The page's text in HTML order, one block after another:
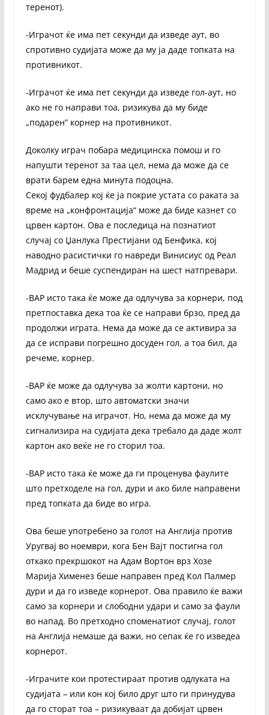
теренот).
-Играчот ќе има пет секунди да изведе аут, во
спротивно судијата може да му ја даде топката на
противникот.
-Играчот ќе има пет секунди да изведе гол-аут, но
ако не го направи тоа, ризикува да му биде
„подарен” корнер на противникот.
Доколку играч побара медицинска помош и го
напушти теренот за таа цел, нема да може да се
врати барем една минута подоцна.
Секој фудбалер кој ќе ја покрие устата со раката за
време на „конфронтација“ може да биде казнет со
црвен картон. Ова е последица на познатиот
случај со Џанлука Престијани од Бенфика, кој
наводно расистички го навреди Винисиус од Реал
Мадрид и беше суспендиран на шест натпревари.
-ВАР исто така ќе може да одлучува за корнери, под
претпоставка дека тоа ќе се направи брзо, пред да
продолжи играта. Нема да може да се активира за
да се исправи погрешно досуден гол, а тоа бил, да
речеме, корнер.
-ВАР ќе може да одлучува за жолти картони, но
само ако е втор, што автоматски значи
исклучување на играчот. Но, нема да може да му
сигнализира на судијата дека требало да даде жолт
картон ако веќе не го сторил тоа.
-ВАР исто така ќе може да ги проценува фаулите
што претходеле на гол, дури и ако биле направени
пред топката да биде во игра.
Ова беше употребено за голот на Англија против
Уругвај во ноември, кога Бен Вајт постигна гол
откако прекршокот на Адам Вортон врз Хозе
Марија Хименез беше направен пред Кол Палмер
дури и да го изведе корнерот. Ова правило ќе важи
само за корнери и слободни удари и само за фаули
во напад. Во претходно споменатиот случај, голот
на Англија немаше да важи, но сепак ќе го изведеа
корнерот.
-Играчите кои протестираат против одлуката на
судијата – или кон кој било друг што ги принудува
да го сторат тоа – ризикуваат да добијат црвен